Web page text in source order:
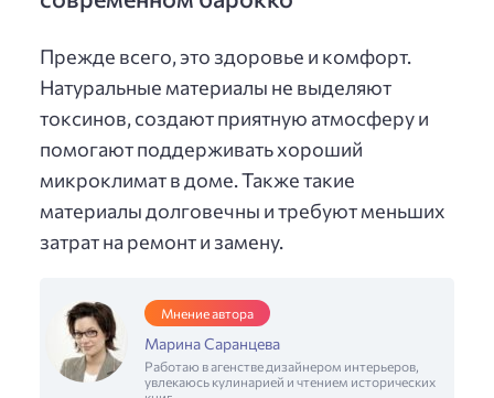
Прежде всего, это здоровье и комфорт.
Натуральные материалы не выделяют
токсинов, создают приятную атмосферу и
помогают поддерживать хороший
микроклимат в доме. Также такие
материалы долговечны и требуют меньших
затрат на ремонт и замену.
Мнение автора
Марина Саранцева
Работаю в агенстве дизайнером интерьеров,
увлекаюсь кулинарией и чтением исторических